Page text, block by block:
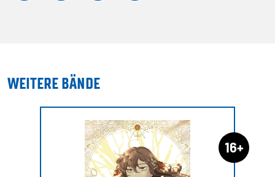
WEITERE BÄNDE
16+